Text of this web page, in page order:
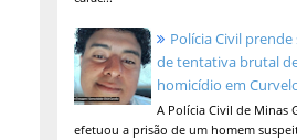
Polícia Civil
de tentativa brutal
homicídio em
A Polícia Civil de Minas
efetuou a prisão de um homem